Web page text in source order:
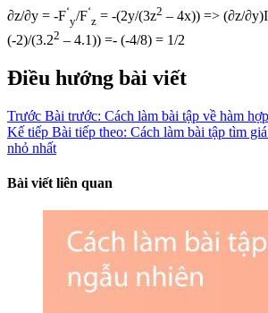
∂z/∂y = -F‘
y/F‘
z = -(2y/(3z2 – 4x)) => (∂z/∂y)Ι
(-2)/(3.22 – 4.1)) =- (-4/8) = 1/2
Điều hướng bài viết
Trước Bài trước: Cách làm bài tập về hàm hợp
Kế tiếp Bài tiếp theo: Cách làm bài tập tìm
nhỏ nhất
Bài viết liên quan